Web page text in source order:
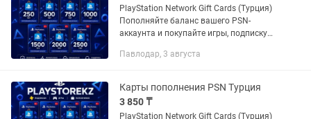
PlayStation Network Gift Cards (Турция)
Пополняйте баланс вашего PSN-
аккаунта и покупайте игры, подписку
ценам! Доступные номиналы: 250 TL |
Павлодар, 3 августа
Карты пополнения PSN Турция
3 850 ₸
PlayStation Network Gift Cards (Турция)